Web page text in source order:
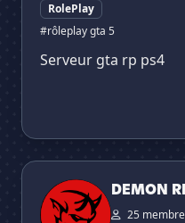
RolePlay
#rôleplay gta 5
Serveur gta rp ps4
DEMON RP PS4/PS5
DEMON
25